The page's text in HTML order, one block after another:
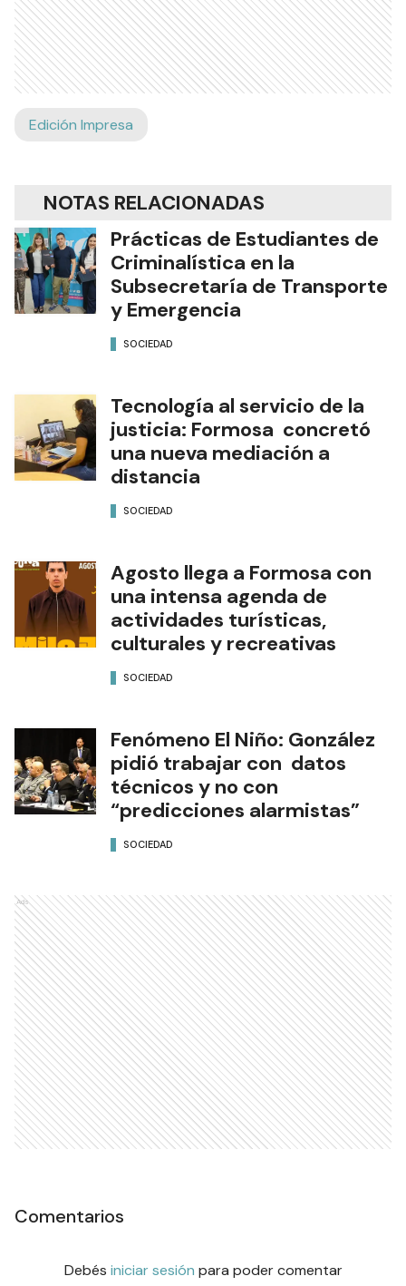
Edición Impresa
NOTAS RELACIONADAS
Prácticas de Estudiantes de
Criminalística en la
Subsecretaría de Transporte
y Emergencia
SOCIEDAD
Tecnología al servicio de la
justicia: Formosa concretó
una nueva mediación a
distancia
SOCIEDAD
Agosto llega a Formosa con
una intensa agenda de
actividades turísticas,
culturales y recreativas
SOCIEDAD
Fenómeno El Niño: González
pidió trabajar con datos
técnicos y no con
“predicciones alarmistas”
SOCIEDAD
Ads
Comentarios
Debés iniciar sesión para poder comentar